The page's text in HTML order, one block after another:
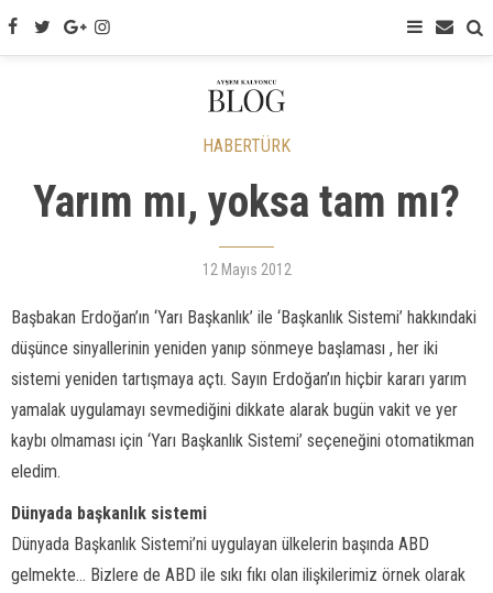
HABERTÜRK
Yarım mı, yoksa tam mı?
12 Mayıs 2012
Başbakan Erdoğan’ın ‘Yarı Başkanlık’ ile ‘Başkanlık Sistemi’ hakkındaki
düşünce sinyallerinin yeniden yanıp sönmeye başlaması , her iki
sistemi yeniden tartışmaya açtı. Sayın Erdoğan’ın hiçbir kararı yarım
yamalak uygulamayı sevmediğini dikkate alarak bugün vakit ve yer
kaybı olmaması için ‘Yarı Başkanlık Sistemi’ seçeneğini otomatikman
eledim.
Dünyada başkanlık sistemi
Dünyada Başkanlık Sistemi’ni uygulayan ülkelerin başında ABD
gelmekte... Bizlere de ABD ile sıkı fıkı olan ilişkilerimiz örnek olarak